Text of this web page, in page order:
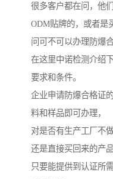
很多客户都在问，他
ODM贴牌的，或者是
问可不可以办理防爆
在这里中诺检测介绍
要求和条件。
企业申请防爆合格证
料和样品即可办理，
对是否有生产工厂不
还是直接买回来的产品
只要能提供到认证所